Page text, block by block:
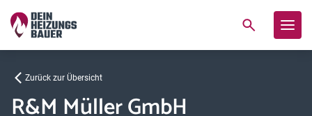
Zurück zur Übersicht
R&M Müller GmbH